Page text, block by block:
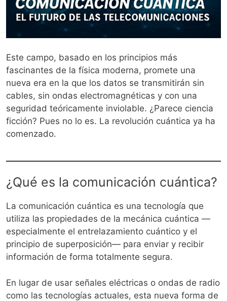
Este campo, basado en los principios más
fascinantes de la física moderna, promete una
nueva era en la que los datos se transmitirán sin
cables, sin ondas electromagnéticas y con una
seguridad teóricamente inviolable. ¿Parece ciencia
ficción? Pues no lo es. La revolución cuántica ya ha
comenzado.
¿Qué es la comunicación cuántica?
La comunicación cuántica es una tecnología que
utiliza las propiedades de la mecánica cuántica —
especialmente el entrelazamiento cuántico y el
principio de superposición— para enviar y recibir
información de forma totalmente segura.
En lugar de usar señales eléctricas o ondas de radio
como las tecnologías actuales, esta nueva forma de